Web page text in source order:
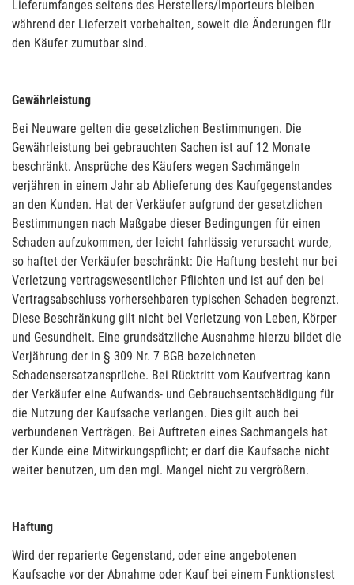
Lieferumfanges seitens des Herstellers/Importeurs bleiben
während der Lieferzeit vorbehalten, soweit die Änderungen für
den Käufer zumutbar sind.
Gewährleistung
Bei Neuware gelten die gesetzlichen Bestimmungen. Die
Gewährleistung bei gebrauchten Sachen ist auf 12 Monate
beschränkt. Ansprüche des Käufers wegen Sachmängeln
verjähren in einem Jahr ab Ablieferung des Kaufgegenstandes
an den Kunden. Hat der Verkäufer aufgrund der gesetzlichen
Bestimmungen nach Maßgabe dieser Bedingungen für einen
Schaden aufzukommen, der leicht fahrlässig verursacht wurde,
so haftet der Verkäufer beschränkt: Die Haftung besteht nur bei
Verletzung vertragswesentlicher Pflichten und ist auf den bei
Vertragsabschluss vorhersehbaren typischen Schaden begrenzt.
Diese Beschränkung gilt nicht bei Verletzung von Leben, Körper
und Gesundheit. Eine grundsätzliche Ausnahme hierzu bildet die
Verjährung der in § 309 Nr. 7 BGB bezeichneten
Schadensersatzansprüche. Bei Rücktritt vom Kaufvertrag kann
der Verkäufer eine Aufwands- und Gebrauchsentschädigung für
die Nutzung der Kaufsache verlangen. Dies gilt auch bei
verbundenen Verträgen. Bei Auftreten eines Sachmangels hat
der Kunde eine Mitwirkungspflicht; er darf die Kaufsache nicht
weiter benutzen, um den mgl. Mangel nicht zu vergrößern.
Haftung
Wird der reparierte Gegenstand, oder eine angebotenen
Kaufsache vor der Abnahme oder Kauf bei einem Funktionstest